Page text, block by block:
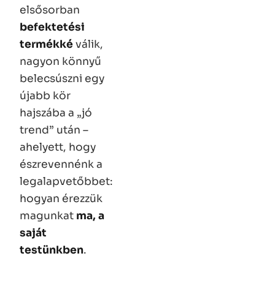
elsősorban
befektetési
termékkéválik,
nagyon könnyű
belecsúszni egy
újabb kör
hajszába a „jó
trend” után –
ahelyett, hogy
észrevennénk a
legalapvetőbbet:
hogyan érezzük
magunkat ma, a
saját
testünkben.